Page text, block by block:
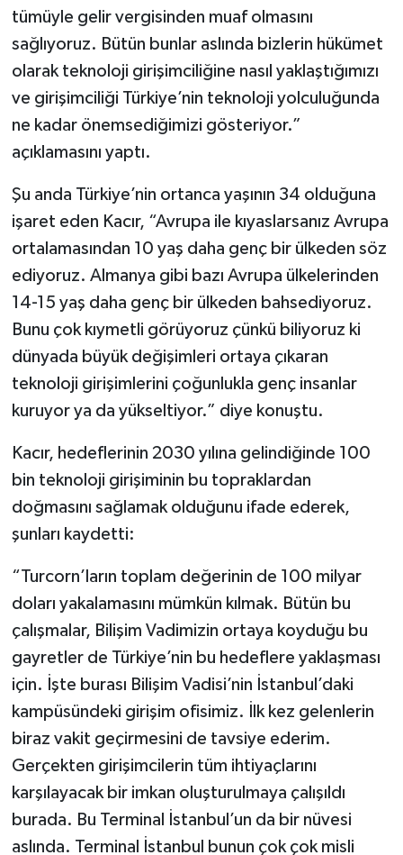
tümüyle gelir vergisinden muaf olmasını
sağlıyoruz. Bütün bunlar aslında bizlerin hükümet
olarak teknoloji girişimciliğine nasıl yaklaştığımızı
ve girişimciliği Türkiye’nin teknoloji yolculuğunda
ne kadar önemsediğimizi gösteriyor.”
açıklamasını yaptı.
Şu anda Türkiye’nin ortanca yaşının 34 olduğuna
işaret eden Kacır, “Avrupa ile kıyaslarsanız Avrupa
ortalamasından 10 yaş daha genç bir ülkeden söz
ediyoruz. Almanya gibi bazı Avrupa ülkelerinden
14-15 yaş daha genç bir ülkeden bahsediyoruz.
Bunu çok kıymetli görüyoruz çünkü biliyoruz ki
dünyada büyük değişimleri ortaya çıkaran
teknoloji girişimlerini çoğunlukla genç insanlar
kuruyor ya da yükseltiyor.” diye konuştu.
Kacır, hedeflerinin 2030 yılına gelindiğinde 100
bin teknoloji girişiminin bu topraklardan
doğmasını sağlamak olduğunu ifade ederek,
şunları kaydetti:
“Turcorn’ların toplam değerinin de 100 milyar
doları yakalamasını mümkün kılmak. Bütün bu
çalışmalar, Bilişim Vadimizin ortaya koyduğu bu
gayretler de Türkiye’nin bu hedeflere yaklaşması
için. İşte burası Bilişim Vadisi’nin İstanbul’daki
kampüsündeki girişim ofisimiz. İlk kez gelenlerin
biraz vakit geçirmesini de tavsiye ederim.
Gerçekten girişimcilerin tüm ihtiyaçlarını
karşılayacak bir imkan oluşturulmaya çalışıldı
burada. Bu Terminal İstanbul’un da bir nüvesi
aslında. Terminal İstanbul bunun çok çok misli